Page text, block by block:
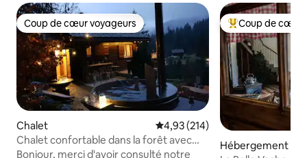
Coup de cœur voyageurs
Coup de cœur voyageurs
Chalet Évaluation moyenne sur la
4,93 (214)
Chalet confortable dans la forêt avec
jacuzzi chauffé au bois
Bonjour, merci d'avoir consulté notre
Coups de cœur
Coup de cœur
Hébergement